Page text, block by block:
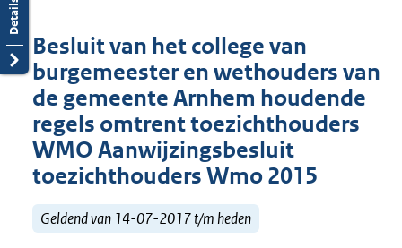
Besluit van het college van
burgemeester en wethouders van
de gemeente Arnhem houdende
regels omtrent toezichthouders
WMO Aanwijzingsbesluit
toezichthouders Wmo 2015
Geldend van 14-07-2017 t/m heden